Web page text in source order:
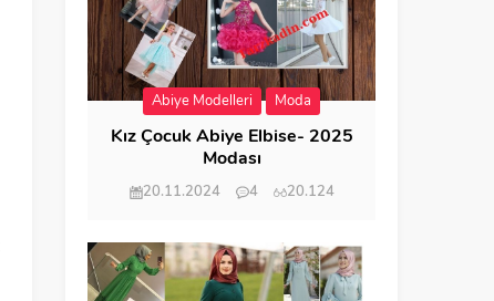
Abiye Modelleri Moda
Kız Çocuk Abiye Elbise- 2025
Modası
20.11.2024 4 20.124